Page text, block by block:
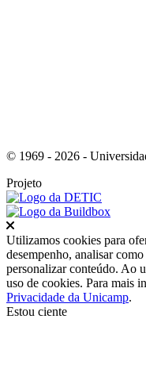
© 1969 - 2026 -
Projeto
Fechar
Utilizamos cookies para
desempenho, analisar
personalizar conteúdo. Ao
uso de cookies. Para mais
Privacidade da Unicamp.
Estou ciente